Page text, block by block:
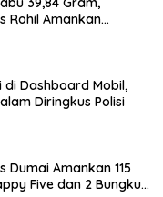
Rohil Amankan
di Dashboard Mobil,
Diringkus Polisi
Dumai Amankan 115
Five dan 2 Bungkus